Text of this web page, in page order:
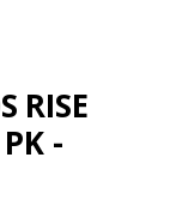
RISE
-